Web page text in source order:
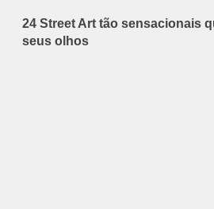
24 Street Art tão sensacionais
seus olhos